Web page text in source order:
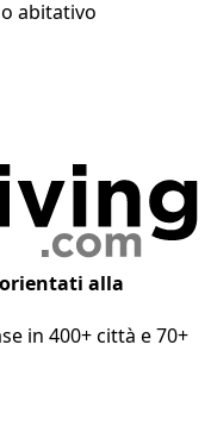
alla
in 400+ città e 70+